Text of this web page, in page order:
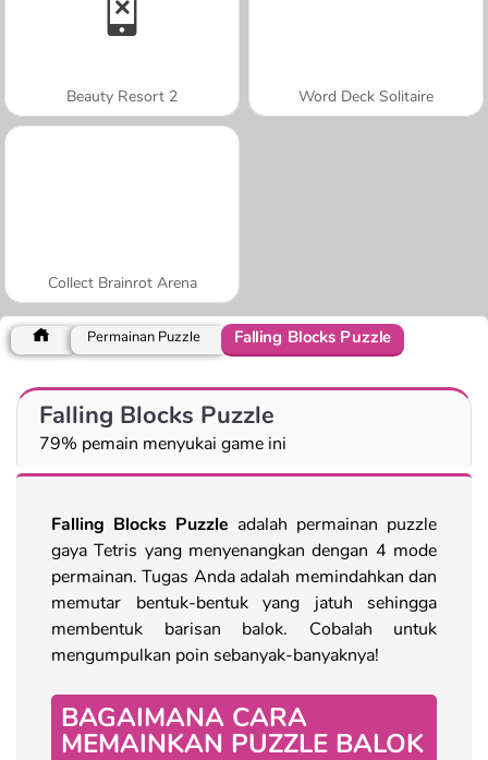
Beauty Resort 2 Word Deck Solitaire
Collect Brainrot Arena
Permainan Puzzle Falling Blocks Puzzle
Falling Blocks Puzzle
79% pemain menyukai game ini
Falling Blocks Puzzle adalah permainan puzzle
gaya Tetris yang menyenangkan dengan 4 mode
permainan. Tugas Anda adalah memindahkan dan
memutar bentuk-bentuk yang jatuh sehingga
membentuk barisan balok. Cobalah untuk
mengumpulkan poin sebanyak-banyaknya!
BAGAIMANA CARA
MEMAINKAN PUZZLE BALOK